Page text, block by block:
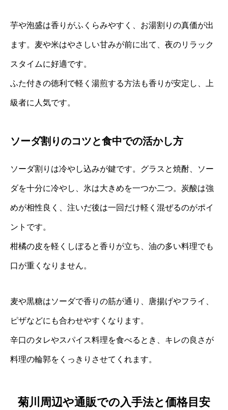
芋や泡盛は香りがふくらみやすく、お湯割りの真価が出
ます。麦や米はやさしい甘みが前に出て、夜のリラック
スタイムに好適です。
ふた付きの徳利で軽く湯煎する方法も香りが安定し、上
級者に人気です。
ソーダ割りのコツと食中での活かし方
ソーダ割りは冷やし込みが鍵です。グラスと焼酎、ソー
ダを十分に冷やし、氷は大きめを一つか二つ。炭酸は強
めが相性良く、注いだ後は一回だけ軽く混ぜるのがポイ
ントです。
柑橘の皮を軽くしぼると香りが立ち、油の多い料理でも
口が重くなりません。
麦や黒糖はソーダで香りの筋が通り、唐揚げやフライ、
ピザなどにも合わせやすくなります。
辛口のタレやスパイス料理を食べるとき、キレの良さが
料理の輪郭をくっきりさせてくれます。
菊川周辺や通販での入手法と価格目安